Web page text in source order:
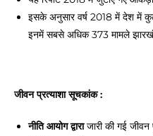
इसके अनुसार वर्ष 2018 में देश में
इनमें सबसे अधिक 373 मामले
जीवन प्रत्याशा सूचकांक :
नीति आयोग द्वाराजारी की गई जीवन